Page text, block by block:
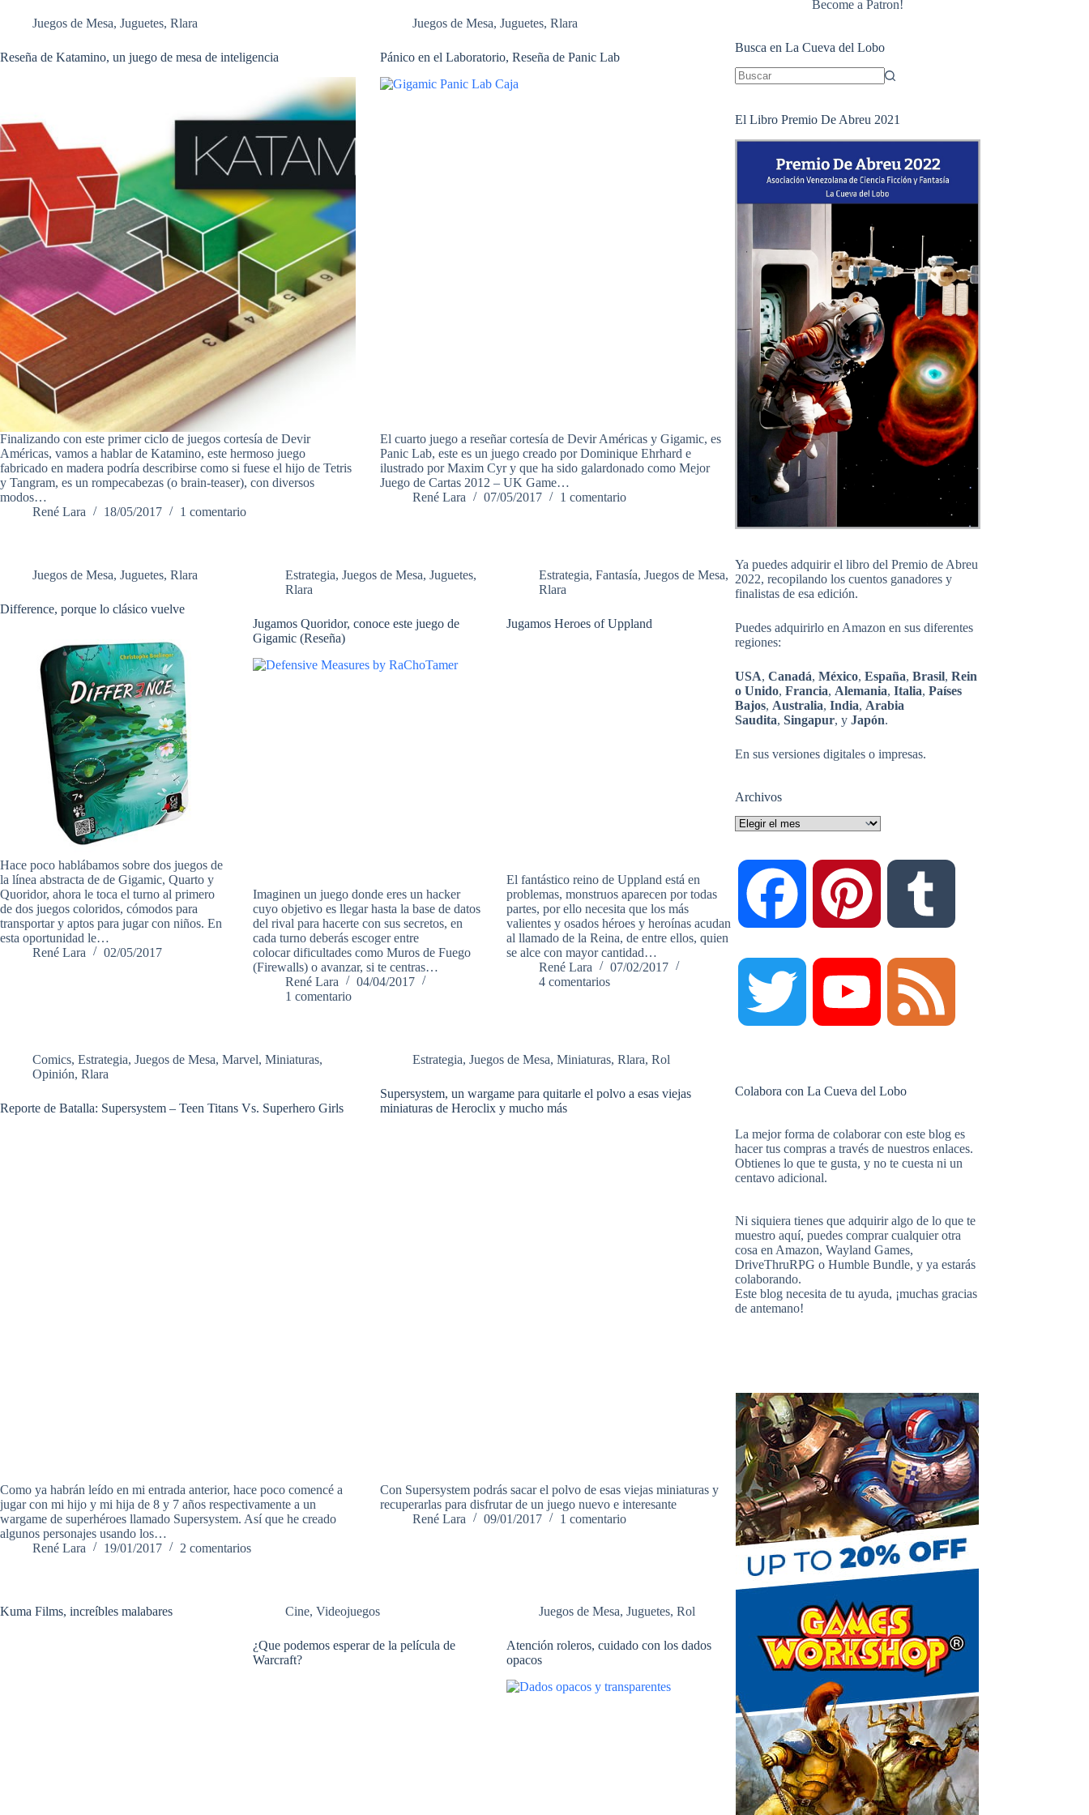
Juegos de Mesa, Juguetes, Rlara
Reseña de Katamino, un juego de mesa de inteligencia
Finalizando con este primer ciclo de juegos cortesía de Devir
Américas, vamos a hablar de Katamino, este hermoso juego
fabricado en madera podría describirse como si fuese el hijo de Tetris
y Tangram, es un rompecabezas (o brain-teaser), con diversos
modos…
René Lara
18/05/2017 1 comentario
Juegos de Mesa, Juguetes, Rlara
Pánico en el Laboratorio, Reseña de Panic Lab
El cuarto juego a reseñar cortesía de Devir Américas y Gigamic, es
Panic Lab, este es un juego creado por Dominique Ehrhard e
ilustrado por Maxim Cyr y que ha sido galardonado como Mejor
Juego de Cartas 2012 – UK Game…
René Lara
07/05/2017 1 comentario
Juegos de Mesa, Juguetes, Rlara
Difference, porque lo clásico vuelve
Hace poco hablábamos sobre dos juegos de
la línea abstracta de de Gigamic, Quarto y
Quoridor, ahora le toca el turno al primero
de dos juegos coloridos, cómodos para
transportar y aptos para jugar con niños. En
esta oportunidad le…
René Lara
02/05/2017
Estrategia,Juegos de Mesa,Juguetes,
Rlara
Jugamos Quoridor, conoce este juego de
Gigamic (Reseña)
Imaginen un juego donde eres un hacker
cuyo objetivo es llegar hasta la base de datos
del rival para hacerte con sus secretos, en
cada turno deberás escoger entre
colocar dificultades como Muros de Fuego
(Firewalls) o avanzar, si te centras…
René Lara
04/04/2017
1 comentario
Estrategia, Fantasía, Juegos de Mesa,
Rlara
Jugamos Heroes of Uppland
El fantástico reino de Uppland está en
problemas, monstruos aparecen por todas
partes, por ello necesita que los más
valientes y osados héroes y heroínas acudan
al llamado de la Reina, de entre ellos, quien
se alce con mayor cantidad…
René Lara
07/02/2017
4 comentarios
Comics, Estrategia, Juegos de Mesa, Marvel, Miniaturas,
Opinión, Rlara
Reporte de Batalla: Supersystem – Teen Titans Vs. Superhero Girls
Como ya habrán leído en mi entrada anterior, hace poco comencé a
jugar con mi hijo y mi hija de 8 y 7 años respectivamente a un
wargame de superhéroes llamado Supersystem. Así que he creado
algunos personajes usando los…
René Lara
19/01/2017 2 comentarios
Estrategia, Juegos de Mesa, Miniaturas, Rlara, Rol
Supersystem, un wargame para quitarle el polvo a esas viejas
miniaturas de Heroclix y mucho más
Con Supersystem podrás sacar el polvo de esas viejas miniaturas y
recuperarlas para disfrutar de un juego nuevo e interesante
René Lara
09/01/2017 1 comentario
Kuma Films, increíbles malabares Cine,Videojuegos
¿Que podemos esperar de la película de
Warcraft?
Juegos de Mesa, Juguetes, Rol
Atención roleros, cuidado con los dados
opacos
Become a Patron!
Busca en La Cueva del Lobo
El Libro Premio De Abreu 2021
Ya puedes adquirir el libro del Premio de Abreu
2022, recopilando los cuentos ganadores y
finalistas de esa edición.
Puedes adquirirlo en Amazon en sus diferentes
regiones:
USA,Canadá,México,España,Brasil,Rein
o Unido,Francia, Alemania,Italia,Países
Bajos, Australia,India, Arabia
Saudita,Singapur, yJapón.
En sus versiones digitales o impresas.
Archivos
Archivos
e
b
o
o
t
e
r
e
t
l
r
t
r
u
e
C
h
a
n
n
e
Colabora con La Cueva del Lobo
La mejor forma de colaborar con este blog es
hacer tus compras a través de nuestros enlaces.
Obtienes lo que te gusta, y no te cuesta ni un
centavo adicional.
Ni siquiera tienes que adquirir algo de lo que te
muestro aquí, puedes comprar cualquier otra
cosa en Amazon,Wayland Games,
DriveThruRPG oHumble Bundle, y ya estarás
colaborando.
Este blog necesita de tu ayuda, ¡muchas gracias
de antemano!